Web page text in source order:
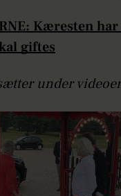
Kæresten
giftes
under